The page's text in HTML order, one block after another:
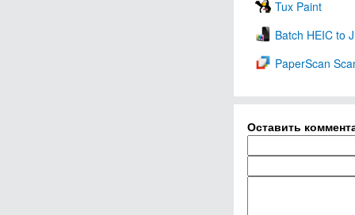
Tux Paint
Batch HEIC to
PaperScan
Оставить